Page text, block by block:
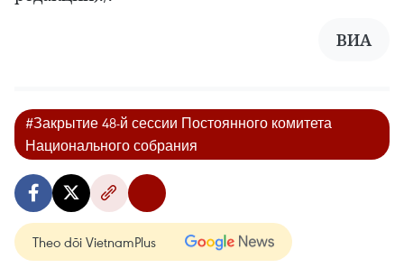
ВИА
#Закрытие 48-й сессии Постоянного комитета
Национального собрания
Theo dõi VietnamPlus